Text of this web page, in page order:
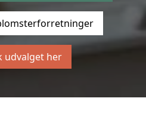
udvalget her